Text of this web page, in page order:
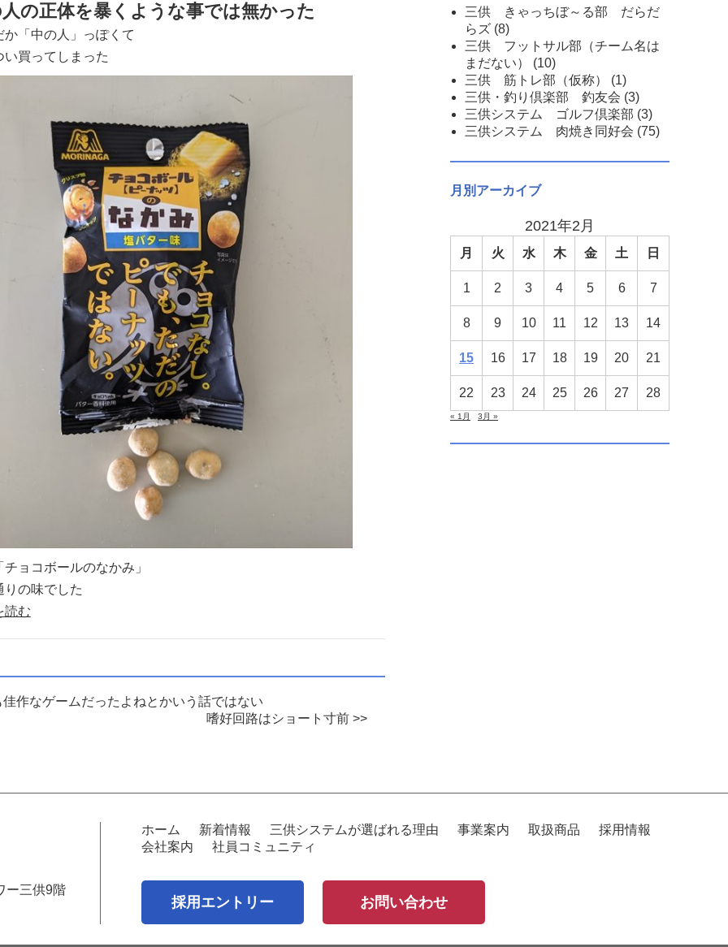
の正体を暴くような事では無かった
か「中の人」っぽくて
い買ってしまった
チョコボールのなかみ」
りの味でした
読む
作なゲームだったよねとかいう話ではない
嗜好回路はショート寸前 >>
三供 きゃっちぼ～る部 だらだ
らズ(8)
三供 フットサル部（チーム名は
まだない）
(10)
三供 筋トレ部（仮称）
(1)
三供・釣り倶楽部 釣友会 (3)
三供システム ゴルフ倶楽部 (3)
三供システム 肉焼き同好会 (75)
月別アーカイブ
2021年2月
月 火 水 木 金 土 日
1 2 3 4 5 6 7
8 9 10 11 12 13 14
15 16 17 18 19 20 21
22 23 24 25 26 27 28
« 1月 3月 »
ホーム 新着情報 三供システムが選ばれる理由 事業案内 取扱商品
採用情報
会社案内
社員コミュニティ
採用エントリー お問い合わせ
ー三供9階